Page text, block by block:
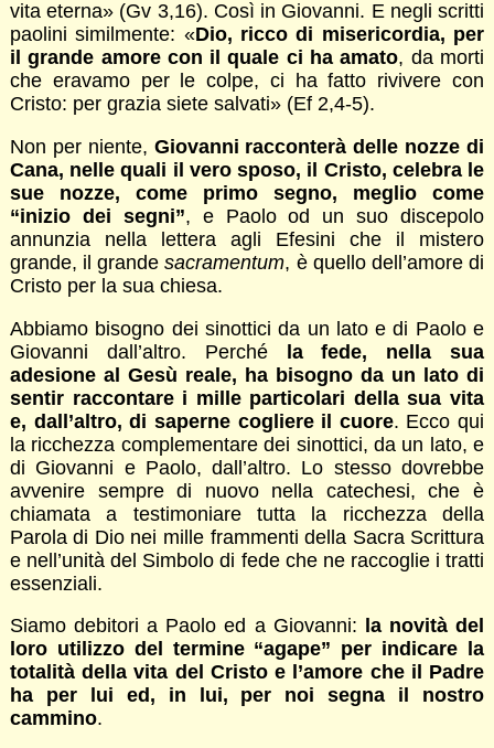
vita eterna» (Gv 3,16). Così in Giovanni. E negli scritti
paolini similmente: «Dio, ricco di misericordia, per
il grande amore con il quale ci ha amato, da morti
che eravamo per le colpe, ci ha fatto rivivere con
Cristo: per grazia siete salvati» (Ef 2,4-5).
Non per niente, Giovanni racconterà delle nozze di
Cana, nelle quali il vero sposo, il Cristo, celebra le
sue nozze, come primo segno, meglio come
“inizio dei segni”, e Paolo od un suo discepolo
annunzia nella lettera agli Efesini che il mistero
grande, il grandesacramentum, è quello dell’amore di
Cristo per la sua chiesa.
Abbiamo bisogno dei sinottici da un lato e di Paolo e
Giovanni dall’altro. Perché la fede, nella sua
adesione al Gesù reale, ha bisogno da un lato di
sentir raccontare i mille particolari della sua vita
e, dall’altro, di saperne cogliere il cuore. Ecco qui
la ricchezza complementare dei sinottici, da un lato, e
di Giovanni e Paolo, dall’altro. Lo stesso dovrebbe
avvenire sempre di nuovo nella catechesi, che è
chiamata a testimoniare tutta la ricchezza della
Parola di Dio nei mille frammenti della Sacra Scrittura
e nell’unità del Simbolo di fede che ne raccoglie i tratti
essenziali.
Siamo debitori a Paolo ed a Giovanni: la novità del
loro utilizzo del termine “agape” per indicare la
totalità della vita del Cristo e l’amore che il Padre
ha per lui ed, in lui, per noi segna il nostro
cammino.